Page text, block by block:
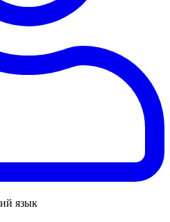
язык